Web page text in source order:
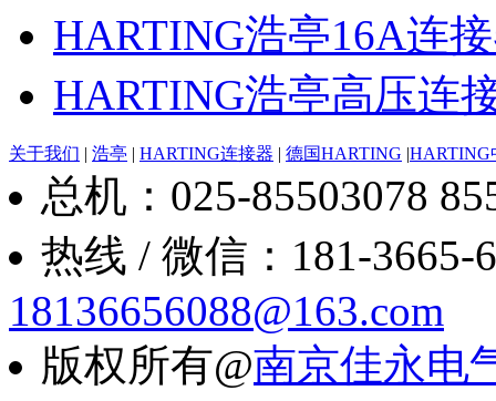
HARTING浩亭16A连
HARTING浩亭高压连
关于我们 | 浩亭 | HARTING连接器 | 德国HARTING |HARTING
总机：025-85503078
热线 / 微信：181-3665-
18136656088@163.com
版权所有@南京佳永电